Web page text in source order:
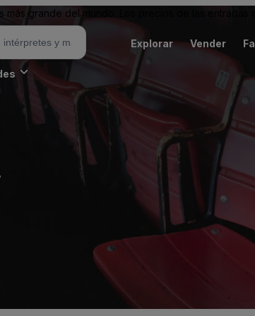
más grande del mundo. Los precios de las
Explorar Vender